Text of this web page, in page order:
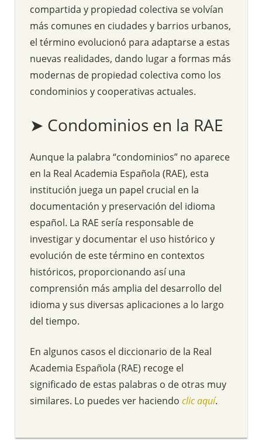
compartida y propiedad colectiva se volvían
más comunes en ciudades y barrios urbanos,
el término evolucionó para adaptarse a estas
nuevas realidades, dando lugar a formas más
modernas de propiedad colectiva como los
condominios y cooperativas actuales.
➤ Condominios en la RAE
Aunque la palabra “condominios” no aparece
en la Real Academia Española (RAE), esta
institución juega un papel crucial en la
documentación y preservación del idioma
español. La RAE sería responsable de
investigar y documentar el uso histórico y
evolución de este término en contextos
históricos, proporcionando así una
comprensión más amplia del desarrollo del
idioma y sus diversas aplicaciones a lo largo
del tiempo.
En algunos casos el diccionario de la Real
Academia Española (RAE) recoge el
significado de estas palabras o de otras muy
similares. Lo puedes ver haciendo clic aquí.